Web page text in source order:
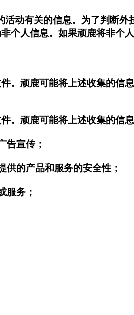
动有关的信息。为了判断外
个人信息。如果顽鹿将非个
。顽鹿可能将上述收集的信
。顽鹿可能将上述收集的信
告宣传；
的产品和服务的安全性；
服务；